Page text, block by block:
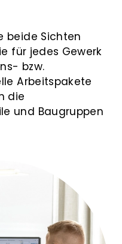
beide Sichten
für jedes Gewerk
bzw.
Arbeitspakete
die
und Baugruppen